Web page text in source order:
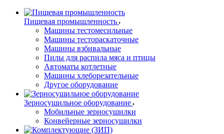
Пищевая промышленность
Машины тестомесильные
Машины тестораскаточные
Машины взбивальные
Пилы для распила мяса и птицы
Автоматы котлетные
Машины хлеборезательные
Другое оборудование
Зерносушильное оборудование
Мобильные зерносушилки
Конвейерные зерносушилки